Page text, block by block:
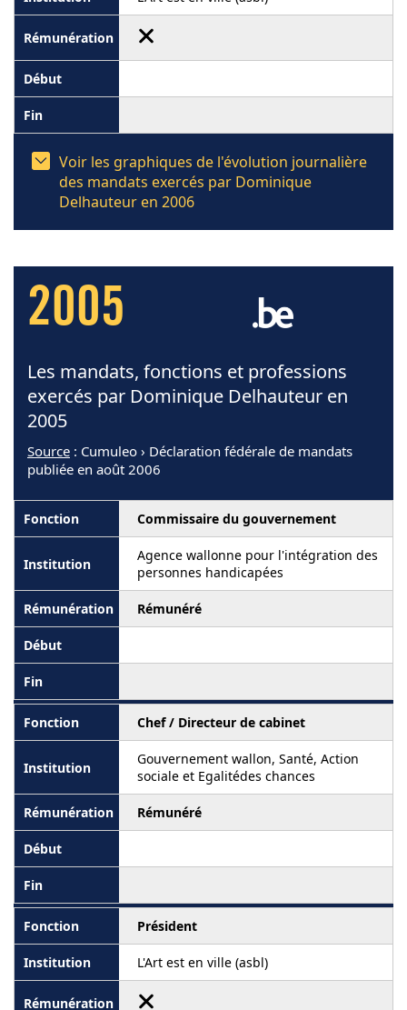
Voir les graphiques de l'évolution journalière
des mandats exercés par Dominique
Delhauteur en 2006
2005
Les mandats, fonctions et professions
exercés par Dominique Delhauteur en
2005
Source : Cumuleo › Déclaration fédérale de mandats
publiée en août 2006
Commissaire du gouvernement
Agence wallonne pour l'intégration des
personnes handicapées
Rémunéré
Chef / Directeur de cabinet
Gouvernement wallon, Santé, Action
sociale et Egalitédes chances
Rémunéré
Président
L'Art est en ville (asbl)